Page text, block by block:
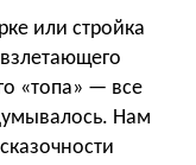
или стройка
«топа» — все
Нам